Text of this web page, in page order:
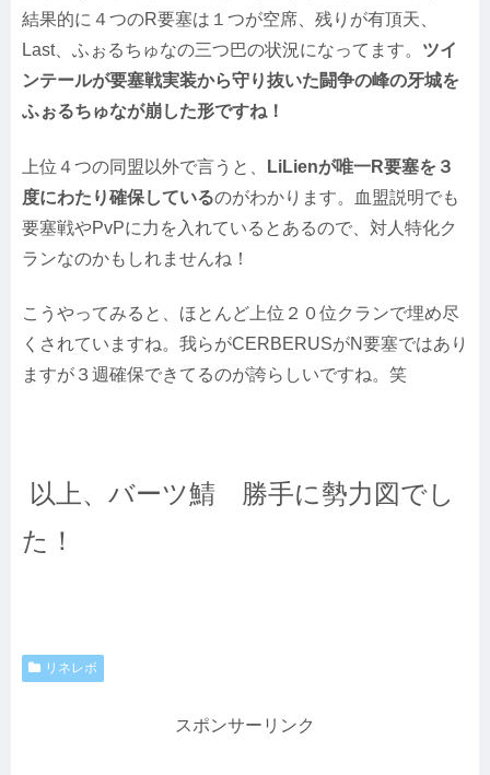
結果的に４つのR要塞は１つが空席、残りが有頂天、
Last、ふぉるちゅなの三つ巴の状況になってます。 ツイ
ンテールが要塞戦実装から守り抜いた闘争の峰の牙城を
ふぉるちゅなが崩した形ですね！
上位４つの同盟以外で言うと、
LiLienが唯一R要塞を３
度にわたり確保しているのがわかります。血盟説明でも
要塞戦やPvPに力を入れているとあるので、対人特化ク
ランなのかもしれませんね！
こうやってみると、ほとんど上位２０位クランで埋め尽
くされていますね。我らがCERBERUSがN要塞ではあり
ますが３週確保できてるのが誇らしいですね。笑
以上、バーツ鯖 勝手に勢力図でし
た！
リネレボ
スポンサーリンク